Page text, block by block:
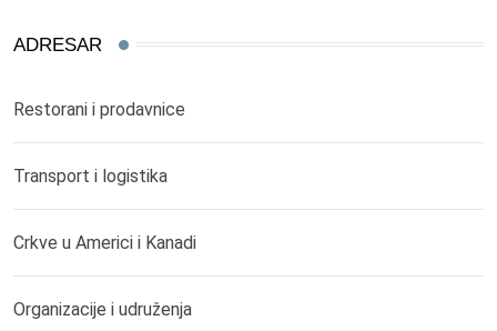
ADRESAR
Restorani i prodavnice
Transport i logistika
Crkve u Americi i Kanadi
Organizacije i udruženja